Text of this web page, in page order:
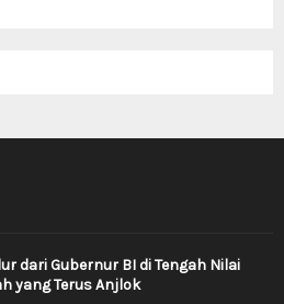
dari Gubernur BI di Tengah Nilai
yang Terus Anjlok